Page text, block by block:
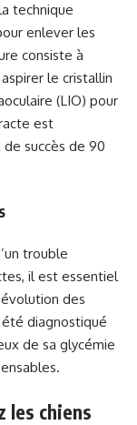
technique
enlever les
consiste à
le cristallin
(LIO) pour
est
succès de 90
trouble
il est essentiel
des
diagnostiqué
de sa glycémie
les chiens